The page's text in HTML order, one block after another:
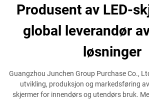
Produsent av LED-
global leverandør
løsninger
Guangzhou Junchen Group Purchase Co.,
utvikling, produksjon og markedsføring
skjermer for innendørs og utendørs bruk.